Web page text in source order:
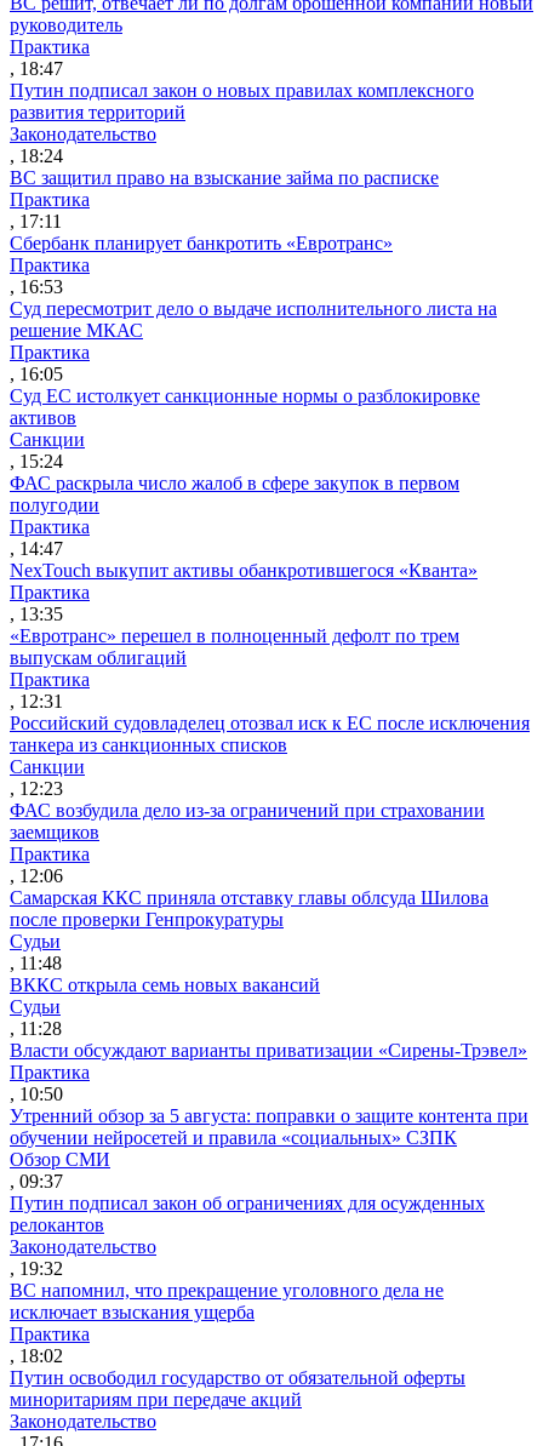
руководитель
Практика
, 18:47
Путин подписал закон о новых правилах комплексного
развития территорий
Законодательство
, 18:24
ВС защитил право на взыскание займа по расписке
Практика
, 17:11
Сбербанк планирует банкротить «Евротранс»
Практика
, 16:53
Суд пересмотрит дело о выдаче исполнительного листа на
решение МКАС
Практика
, 16:05
Суд ЕС истолкует санкционные нормы о разблокировке
активов
Санкции
, 15:24
ФАС раскрыла число жалоб в сфере закупок в первом
полугодии
Практика
, 14:47
NexTouch выкупит активы обанкротившегося «Кванта»
Практика
, 13:35
«Евротранс» перешел в полноценный дефолт по трем
выпускам облигаций
Практика
, 12:31
Российский судовладелец отозвал иск к ЕС после исключения
танкера из санкционных списков
Санкции
, 12:23
ФАС возбудила дело из-за ограничений при страховании
заемщиков
Практика
, 12:06
Самарская ККС приняла отставку главы облсуда Шилова
после проверки Генпрокуратуры
Судьи
, 11:48
ВККС открыла семь новых вакансий
Судьи
, 11:28
Власти обсуждают варианты приватизации «Сирены-Трэвел»
Практика
, 10:50
Утренний обзор за 5 августа: поправки о защите контента при
обучении нейросетей и правила «социальных» СЗПК
Обзор СМИ
, 09:37
Путин подписал закон об ограничениях для осужденных
релокантов
Законодательство
, 19:32
ВС напомнил, что прекращение уголовного дела не
исключает взыскания ущерба
Практика
, 18:02
Путин освободил государство от обязательной оферты
миноритариям при передаче акций
Законодательство